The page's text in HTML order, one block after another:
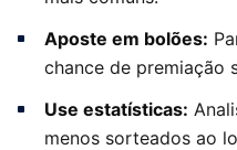
Aposte em bolões:
chance de premiação
Use estatísticas:
menos sorteados ao